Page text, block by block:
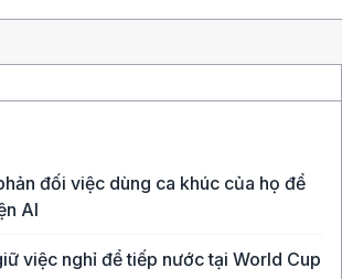
đối việc dùng ca khúc của họ để
AI
việc nghỉ để tiếp nước tại World Cup